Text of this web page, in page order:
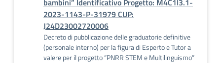
bambini” Identificativo Progetto: M4C1I3.1-
2023-1143-P-31979 CUP:
J24D23002720006
Decreto di pubblicazione delle graduatorie definitive
(personale interno) per la figura di Esperto e Tutor a
valere per il progetto “PNRR STEM e Multilinguismo”